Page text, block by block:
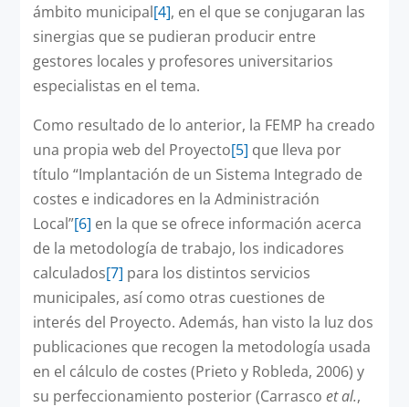
ámbito municipal[4], en el que se conjugaran las
sinergias que se pudieran producir entre
gestores locales y profesores universitarios
especialistas en el tema.
Como resultado de lo anterior, la FEMP ha creado
una propia web del Proyecto[5] que lleva por
título “Implantación de un Sistema Integrado de
costes e indicadores en la Administración
Local”[6] en la que se ofrece información acerca
de la metodología de trabajo, los indicadores
calculados[7] para los distintos servicios
municipales, así como otras cuestiones de
interés del Proyecto. Además, han visto la luz dos
publicaciones que recogen la metodología usada
en el cálculo de costes (Prieto y Robleda, 2006) y
su perfeccionamiento posterior (Carrasco et al.,